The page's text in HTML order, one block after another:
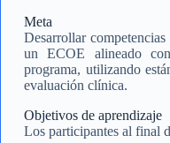
Meta
Desarrollar
un ECOE alineado
programa, utilizando
evaluación clínica.
Objetivos de aprendizaje
Los participantes al final